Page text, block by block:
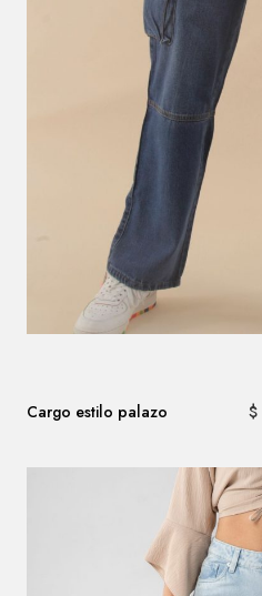
Cargo estilo palazo $